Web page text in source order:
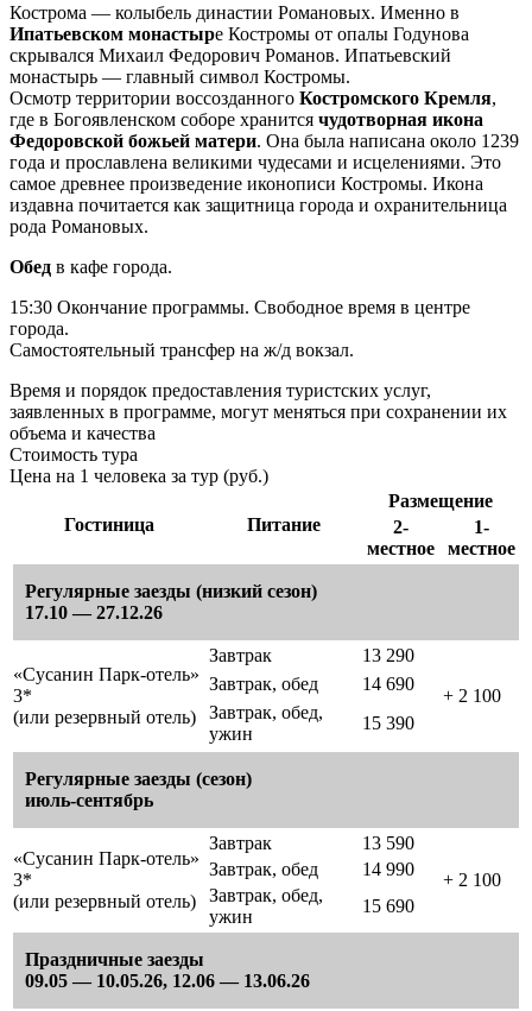
Кострома — колыбель династии Романовых. Именно в
Ипатьевском монастыре Костромы от опалы Годунова
скрывался Михаил Федорович Романов. Ипатьевский
монастырь — главный символ Костромы.
Осмотр территории воссозданного Костромского Кремля,
где в Богоявленском соборе хранится чудотворная икона
Федоровской божьей матери. Она была написана около 1239
года и прославлена великими чудесами и исцелениями. Это
самое древнее произведение иконописи Костромы. Икона
издавна почитается как защитница города и охранительница
рода Романовых.
Обед в кафе города.
15:30 Окончание программы. Свободное время в центре
города.
Самостоятельный трансфер на ж/д вокзал.
Время и порядок предоставления туристских услуг,
заявленных в программе, могут меняться при сохранении их
объема и качества
Стоимость тура
Цена на 1 человека за тур (руб.)
Гостиница Питание
Размещение
2-
местное
1-
местное
Регулярные заезды (низкий сезон)
17.10 — 27.12.26
«Сусанин Парк-отель»
3*
(или резервный отель)
Завтрак
13 290
+ 2 100
Завтрак, обед
14 690
Завтрак, обед,
ужин
15 390
Регулярные заезды (сезон)
июль-сентябрь
«Сусанин Парк-отель»
3*
(или резервный отель)
Завтрак
13 590
+ 2 100
Завтрак, обед
14 990
Завтрак, обед,
ужин
15 690
Праздничные заезды
09.05 — 10.05.26, 12.06 — 13.06.26